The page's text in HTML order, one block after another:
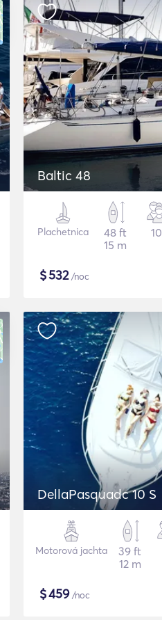
Baltic 48
Plachetnica
48 ft
15 m
10
$532/noc
DellaPasquadc 10 S
Motorová jachta
39 ft
12 m
$459/noc